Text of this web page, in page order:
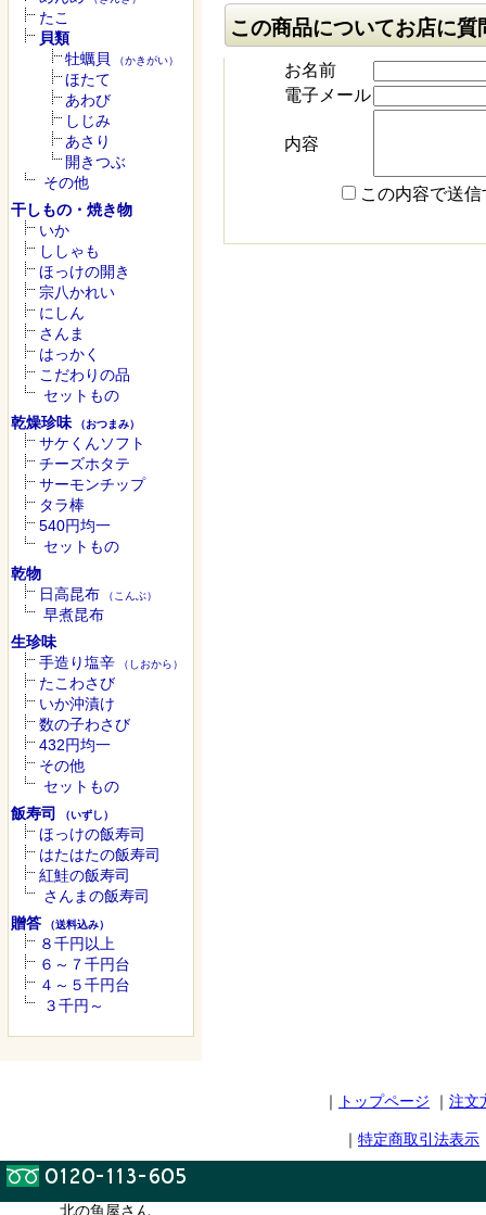
たこ
貝類
牡蠣貝
（かきがい）
ほたて
あわび
しじみ
あさり
開きつぶ
その他
干しもの・焼き物
いか
ししゃも
ほっけの開き
宗八かれい
にしん
さんま
はっかく
こだわりの品
セットもの
乾燥珍味 （おつまみ）
サケくんソフト
チーズホタテ
サーモンチップ
タラ棒
540円均一
セットもの
乾物
日高昆布 （こんぶ）
早煮昆布
生珍味
手造り塩辛 （しおから）
たこわさび
いか沖漬け
数の子わさび
432円均一
その他
セットもの
飯寿司
（いずし）
ほっけの飯寿司
はたはたの飯寿司
紅鮭の飯寿司
さんまの飯寿司
贈答 （送料込み）
８千円以上
６～７千円台
４～５千円台
３千円～
この商品についてお店に質
お名前
電子メール
内容
この内容で送信
｜ トップページ ｜ 注文
｜ 特定商取引法表示
北の魚屋さん